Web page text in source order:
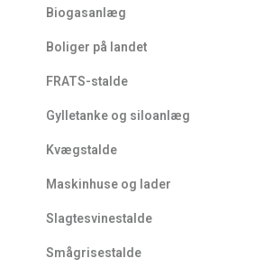
Biogasanlæg
Boliger på landet
FRATS-stalde
Gylletanke og siloanlæg
Kvægstalde
Maskinhuse og lader
Slagtesvinestalde
Smågrisestalde